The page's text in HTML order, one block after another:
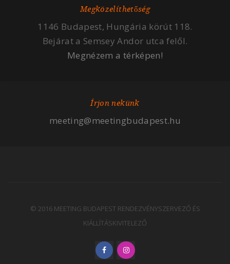
Megközelíthetőség
1146 Budapest, Hungária körút 118.
Bejárat a Semsey Andor utca felől.
Megnézem a térképen!
Írjon nekünk
meeting@meetingbudapest.hu
© 2016 MEETING BUDAPEST RENDEZVÉNYSZERVEZŐ ÉS
KIÁLLÍTÁSKIVITELEZŐ